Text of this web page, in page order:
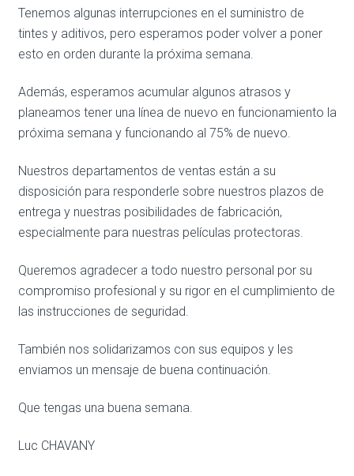
Tenemos algunas interrupciones en el suministro de
tintes y aditivos, pero esperamos poder volver a poner
esto en orden durante la próxima semana.
Además, esperamos acumular algunos atrasos y
planeamos tener una línea de nuevo en funcionamiento la
próxima semana y funcionando al 75% de nuevo.
Nuestros departamentos de ventas están a su
disposición para responderle sobre nuestros plazos de
entrega y nuestras posibilidades de fabricación,
especialmente para nuestras películas protectoras.
Queremos agradecer a todo nuestro personal por su
compromiso profesional y su rigor en el cumplimiento de
las instrucciones de seguridad.
También nos solidarizamos con sus equipos y les
enviamos un mensaje de buena continuación.
Que tengas una buena semana.
Luc CHAVANY